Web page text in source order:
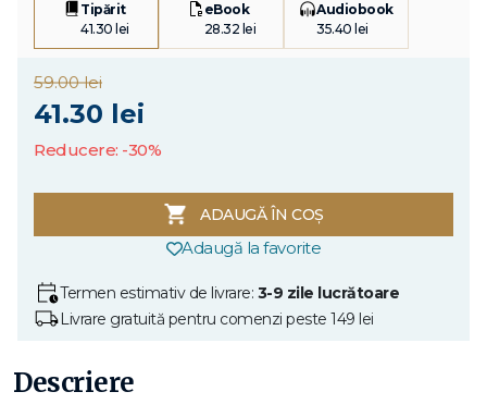
Tipărit
41.30 lei
eBook
28.32 lei
Audiobook
35.40 lei
59.00 lei
41.30 lei
Reducere: -30%
ADAUGĂ ÎN COȘ
Adaugă la favorite
Termen estimativ de livrare: 3-9 zile lucrătoare
Livrare gratuită pentru comenzi peste 149 lei
Descriere